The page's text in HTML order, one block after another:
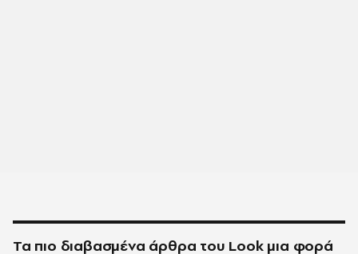
Τα πιο διαβασμένα άρθρα του Look μια φορά